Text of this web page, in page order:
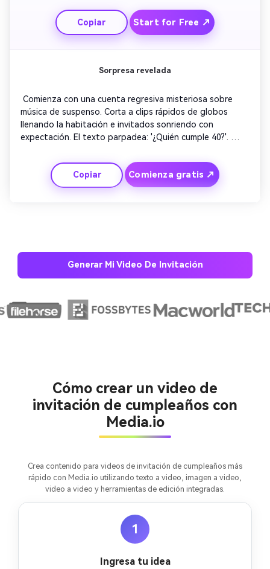
discoteca bailando e instrucciones de confirmación que
parpadean con estilo, evocando una estética divertida y
retro que atrae la atención en todas las plataformas.
Copiar Start for Free ↗
Sorpresa revelada
Comienza con una cuenta regresiva misteriosa sobre
música de suspenso. Corta a clips rápidos de globos
llenando la habitación e invitados sonriendo con
expectación. El texto parpadea: '¿Quién cumple 40?'.
homenajeado. Termina con visuales de aplausos
enérgicos, animando a los espectadores a unirse a la
celebración sorpresa y dejando una impresión inolvidable.
Copiar Comienza gratis ↗
Generar Mi Video De Invitación
Cómo crear un video de
invitación de cumpleaños con
Media.io
Crea contenido para videos de invitación de cumpleaños más
rápido con Media.io utilizando texto a video, imagen a video,
video a video y herramientas de edición integradas.
1
Ingresa tu idea
ilimitadas. 100 %
gratis!
Empieza Gratis→